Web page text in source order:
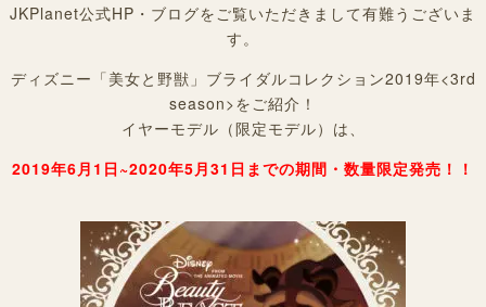
JKPlanet公式HP・ブログをご覧いただきまして有難うございま
す。
ディズニー「美女と野獣」ブライダルコレクション2019年<3rd
season>をご紹介！
イヤーモデル（限定モデル）は、
2019年6月1日~2020年5月31日までの期間・数量限定発売！！